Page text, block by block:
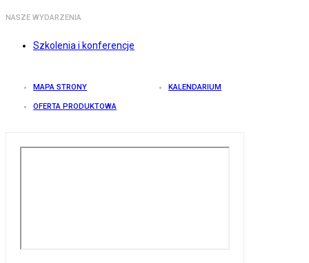
NASZE WYDARZENIA
Szkolenia i konferencje
MAPA STRONY KALENDARIUM
OFERTA PRODUKTOWA